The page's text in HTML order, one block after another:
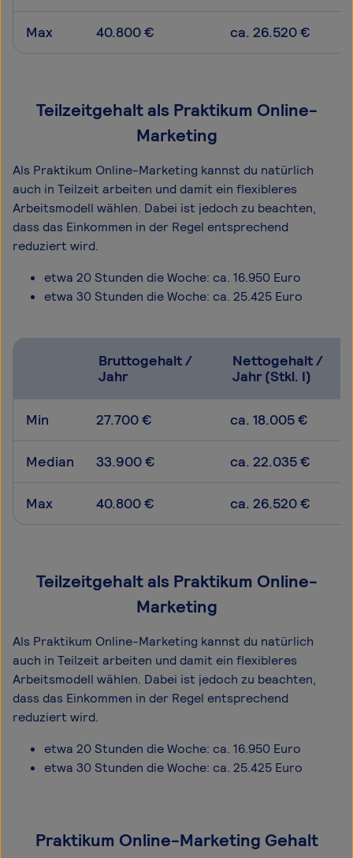
Max 40.800 € ca. 26.520 €
Teilzeitgehalt als Praktikum Online-
Marketing
Als Praktikum Online-Marketing kannst du natürlich
auch in Teilzeit arbeiten und damit ein flexibleres
Arbeitsmodell wählen. Dabei ist jedoch zu beachten,
dass das Einkommen in der Regel entsprechend
reduziert wird.
etwa 20 Stunden die Woche: ca. 16.950 Euro
etwa 30 Stunden die Woche: ca. 25.425 Euro
Bruttogehalt /
Jahr
Nettogehalt /
Jahr (Stkl. I)
Min 27.700 € ca. 18.005 €
Median 33.900 € ca. 22.035 €
Max 40.800 € ca. 26.520 €
Teilzeitgehalt als Praktikum Online-
Marketing
Als Praktikum Online-Marketing kannst du natürlich
auch in Teilzeit arbeiten und damit ein flexibleres
Arbeitsmodell wählen. Dabei ist jedoch zu beachten,
dass das Einkommen in der Regel entsprechend
reduziert wird.
etwa 20 Stunden die Woche: ca. 16.950 Euro
etwa 30 Stunden die Woche: ca. 25.425 Euro
Praktikum Online-Marketing Gehalt